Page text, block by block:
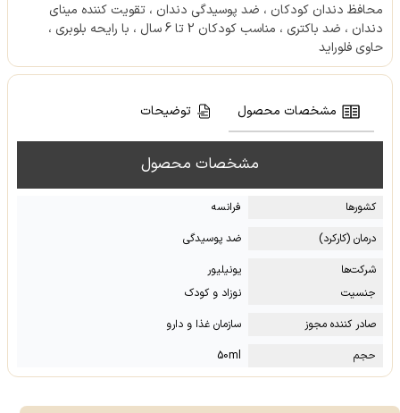
محافظ دندان کودکان ، ضد پوسيدگی دندان ، تقویت کننده مینای
دندان ، ضد باکتری ، مناسب کودکان 2 تا 6 سال ، با رایحه بلوبری ،
حاوی فلوراید
مشخصات محصول توضیحات
مشخصات محصول
کشور‌ها
فرانسه
درمان (کارکرد)
ضد پوسیدگی
شرکت‌ها
یونیلیور
جنسیت
نوزاد و کودک
صادر کننده مجوز
سازمان غذا و دارو
حجم
50ml